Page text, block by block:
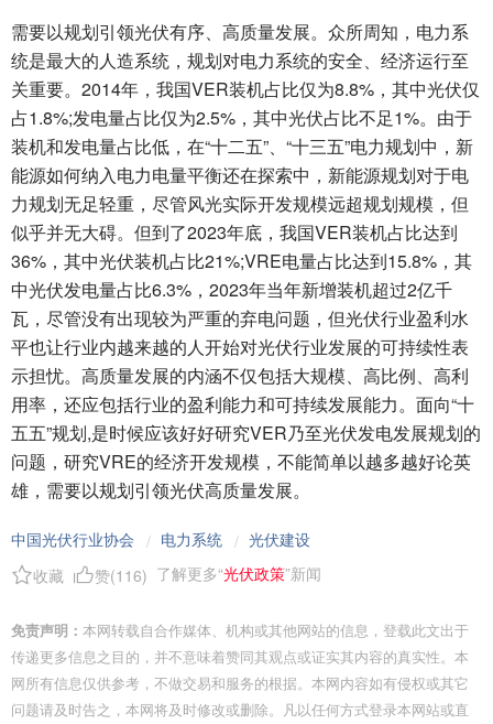
需要以规划引领光伏有序、高质量发展。众所周知，电力系
统是最大的人造系统，规划对电力系统的安全、经济运行至
关重要。2014年，我国VER装机占比仅为8.8%，其中光伏仅
占1.8%;发电量占比仅为2.5%，其中光伏占比不足1%。由于
装机和发电量占比低，在“十二五”、“十三五”电力规划中，新
能源如何纳入电力电量平衡还在探索中，新能源规划对于电
力规划无足轻重，尽管风光实际开发规模远超规划规模，但
似乎并无大碍。但到了2023年底，我国VER装机占比达到
36%，其中光伏装机占比21%;VRE电量占比达到15.8%，其
中光伏发电量占比6.3%，2023年当年新增装机超过2亿千
瓦，尽管没有出现较为严重的弃电问题，但光伏行业盈利水
平也让行业内越来越的人开始对光伏行业发展的可持续性表
示担忧。高质量发展的内涵不仅包括大规模、高比例、高利
用率，还应包括行业的盈利能力和可持续发展能力。面向“十
五五”规划,是时候应该好好研究VER乃至光伏发电发展规划的
问题，研究VRE的经济开发规模，不能简单以越多越好论英
雄，需要以规划引领光伏高质量发展。
中国光伏行业协会 / 电力系统 / 光伏建设
收藏
赞(116) 了解更多“光伏政策”新闻
免责声明： 本网转载自合作媒体、机构或其他网站的信息，登载此文出于
传递更多信息之目的，并不意味着赞同其观点或证实其内容的真实性。本
网所有信息仅供参考，不做交易和服务的根据。本网内容如有侵权或其它
问题请及时告之，本网将及时修改或删除。凡以任何方式登录本网站或直